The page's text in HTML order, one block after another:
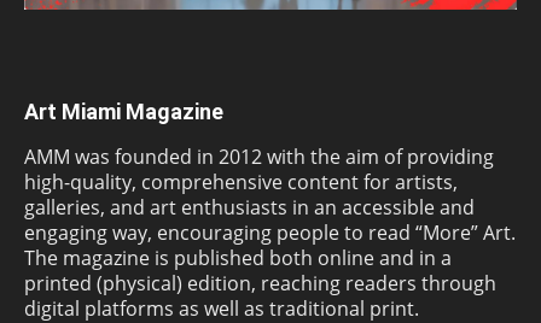
Art Miami Magazine
AMM was founded in 2012 with the aim of providing
high-quality, comprehensive content for artists,
galleries, and art enthusiasts in an accessible and
engaging way, encouraging people to read “More” Art.
The magazine is published both online and in a
printed (physical) edition, reaching readers through
digital platforms as well as traditional print.